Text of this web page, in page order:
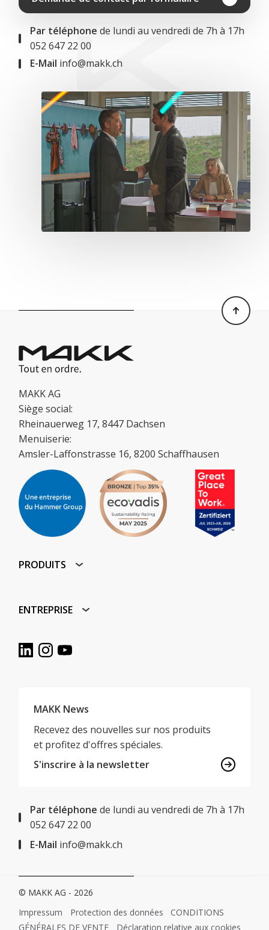
Par téléphone de lundi au vendredi de 7h à 17h
052 647 22 00
E-Mail info@makk.ch
MAKK AG
Siège social:
Rheinauerweg 17, 8447 Dachsen
Menuiserie:
Amsler-Laffonstrasse 16, 8200 Schaffhausen
PRODUITS
ENTREPRISE
MAKK News
Recevez des nouvelles sur nos produits
et profitez d'offres spéciales.
S'inscrire à la newsletter
Par téléphone de lundi au vendredi de 7h à 17h
052 647 22 00
E-Mail info@makk.ch
© MAKK AG - 2026
Impressum
Protection des données
CONDITIONS
GÉNÉRALES DE VENTE
Déclaration relative aux cookies